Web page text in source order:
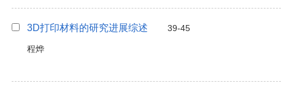
3D打印材料的研究进展综述 39-45
程烨